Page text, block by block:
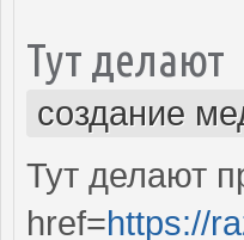
Тут делают
создание
Тут делают
href=https://